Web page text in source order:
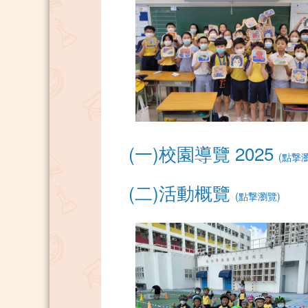
(一)校園導覽 2025 (點撃
(二)活動概覽 (點撃瀏覽)